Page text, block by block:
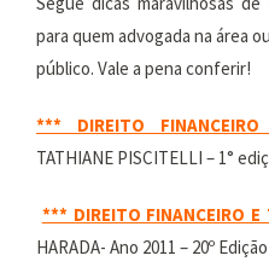
para quem advogada na área
público. Vale a pena conferir!
*** DIREITO FINANCEIRO
TATHIANE PISCITELLI – 1°
*** DIREITO FINANCEIRO
HARADA- Ano 2011 – 20º